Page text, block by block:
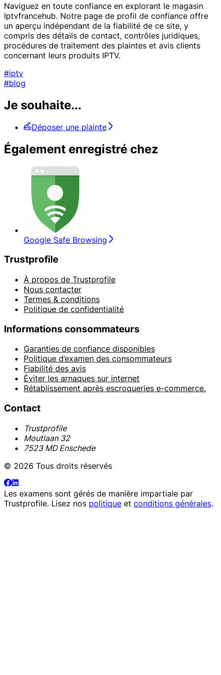
Naviguez en toute confiance en explorant le magasin
Iptvfrancehub. Notre page de profil de confiance offre
un aperçu indépendant de la fiabilité de ce site, y
compris des détails de contact, contrôles juridiques,
procédures de traitement des plaintes et avis clients
concernant leurs produits IPTV.
#iptv
#blog
Je souhaite...
Déposer une plainte
Également enregistré chez
Google Safe Browsing
Trustprofile
À propos de Trustprofile
Nous contacter
Termes & conditions
Politique de confidentialité
Informations consommateurs
Garanties de confiance disponibles
Politique d’examen des consommateurs
Fiabilité des avis
Éviter les arnaques sur internet
Rétablissement après escroqueries e-commerce.
Contact
Trustprofile
Moutlaan 32
7523 MD Enschede
© 2026 Tous droits réservés
Les examens sont gérés de manière impartiale par
Trustprofile. Lisez nos politique et conditions générales.